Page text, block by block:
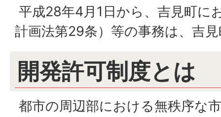
平成28年4月1日から、吉見町に
計画法第29条）等の事務は、吉
開発許可制度とは
都市の周辺部における無秩序な